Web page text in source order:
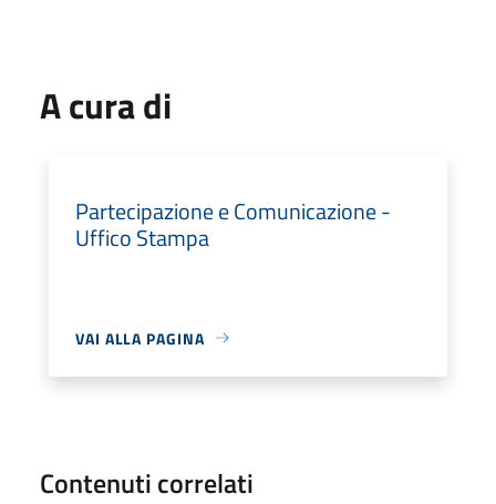
A cura di
Partecipazione e Comunicazione -
Uffico Stampa
VAI ALLA PAGINA
Contenuti correlati